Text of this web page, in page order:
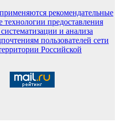
рекомендательные
предоставления
и анализа
пользователей сети
Российской